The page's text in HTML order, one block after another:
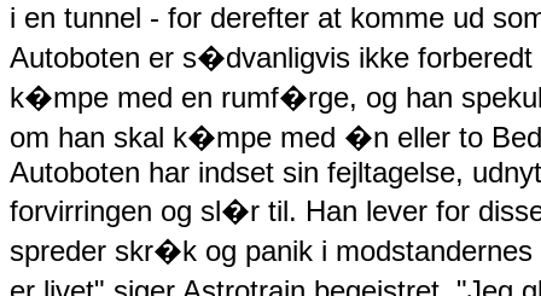
i en tunnel - for derefter at komme ud
Autoboten er s�dvanligvis ikke
k�mpe med en rumf�rge, og han
om han skal k�mpe med �n eller to
Autoboten har indset sin fejltagelse,
forvirringen og sl�r til. Han lever for
spreder skr�k og panik i